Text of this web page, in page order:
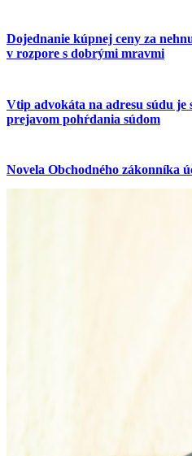
Dojednanie kúpnej ceny za
v rozpore s dobrými mravmi
Vtip advokáta na adresu súdu je
prejavom pohŕdania súdom
Novela Obchodného zákonníka